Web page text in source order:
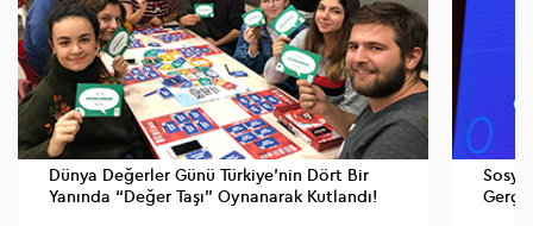
Dünya Değerler Günü Türkiye’nin Dört Bir
Yanında “Değer Taşı” Oynanarak Kutlandı!